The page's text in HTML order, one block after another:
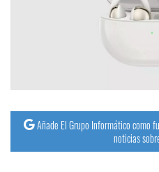
y
Tutoriales
Ciberseguridad
Añade El Grupo Informático como
noticias